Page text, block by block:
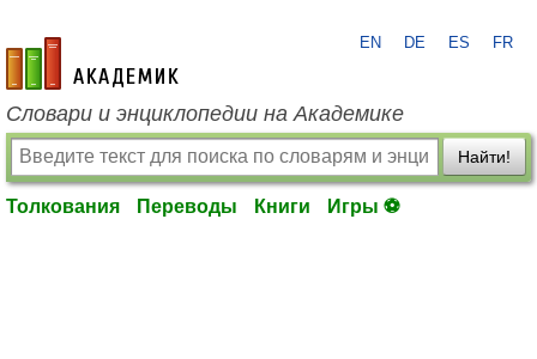
academic.ru
EN DE ES FR
Словари и энциклопедии на Академике
Найти!
Толкования Переводы Книги Игры ⚽